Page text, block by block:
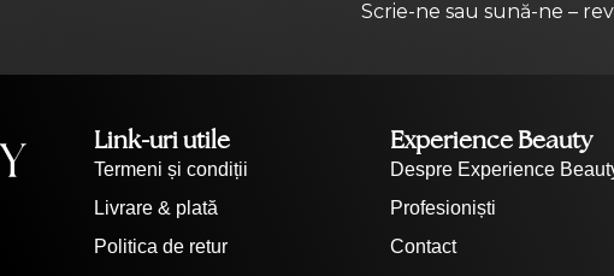
Scrie-ne sau sună-ne –
Link-uri utile
Termeni și condiții
Livrare & plată
Politica de retur
Experience Beauty
Despre Experience
Profesioniști
Contact